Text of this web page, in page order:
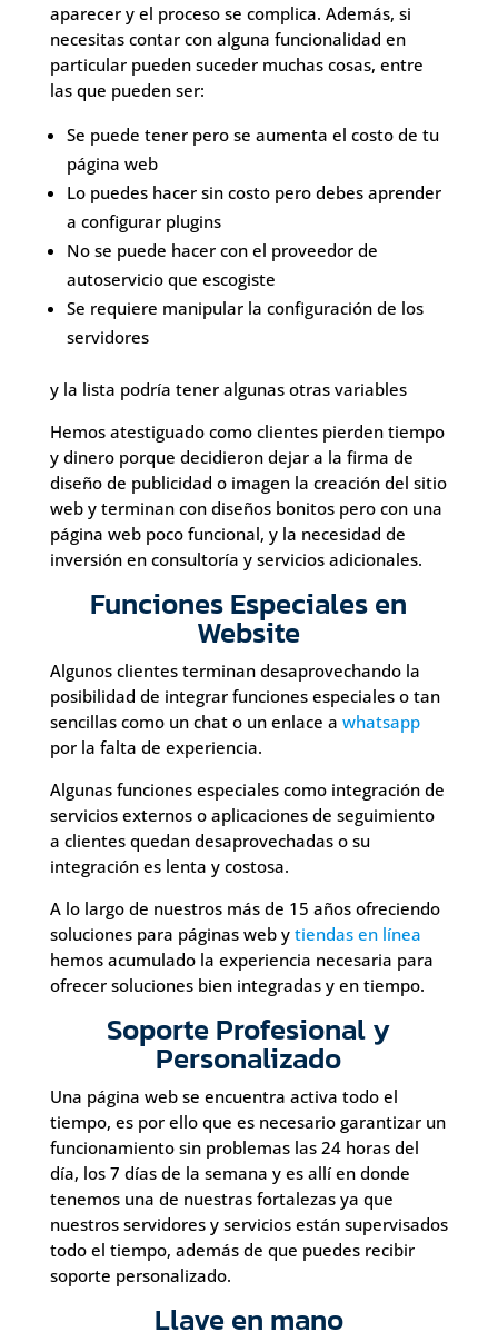
aparecer y el proceso se complica. Además, si
necesitas contar con alguna funcionalidad en
particular pueden suceder muchas cosas, entre
las que pueden ser:
Se puede tener pero se aumenta el costo de tu
página web
Lo puedes hacer sin costo pero debes aprender
a configurar plugins
No se puede hacer con el proveedor de
autoservicio que escogiste
Se requiere manipular la configuración de los
servidores
y la lista podría tener algunas otras variables
Hemos atestiguado como clientes pierden tiempo
y dinero porque decidieron dejar a la firma de
diseño de publicidad o imagen la creación del sitio
web y terminan con diseños bonitos pero con una
página web poco funcional, y la necesidad de
inversión en consultoría y servicios adicionales.
Funciones Especiales en
Website
Algunos clientes terminan desaprovechando la
posibilidad de integrar funciones especiales o tan
sencillas como un chat o un enlace a whatsapp
por la falta de experiencia.
Algunas funciones especiales como integración de
servicios externos o aplicaciones de seguimiento
a clientes quedan desaprovechadas o su
integración es lenta y costosa.
A lo largo de nuestros más de 15 años ofreciendo
soluciones para páginas web y tiendas en línea
hemos acumulado la experiencia necesaria para
ofrecer soluciones bien integradas y en tiempo.
Soporte Profesional y
Personalizado
Una página web se encuentra activa todo el
tiempo, es por ello que es necesario garantizar un
funcionamiento sin problemas las 24 horas del
día, los 7 días de la semana y es allí en donde
tenemos una de nuestras fortalezas ya que
nuestros servidores y servicios están supervisados
todo el tiempo, además de que puedes recibir
soporte personalizado.
Llave en mano